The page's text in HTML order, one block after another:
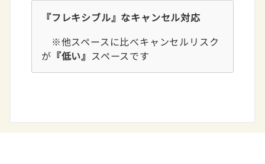
『フレキシブル』なキャンセル対応
※他スペースに比べキャンセルリスク
が 『低い』 スペースです